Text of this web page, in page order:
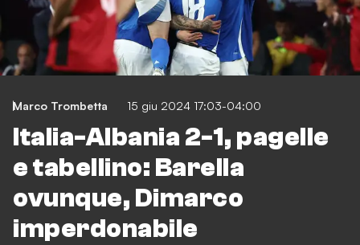
Marco Trombetta 15 giu 2024 17:03-04:00
Italia-Albania 2-1, pagelle
e tabellino: Barella
ovunque, Dimarco
imperdonabile